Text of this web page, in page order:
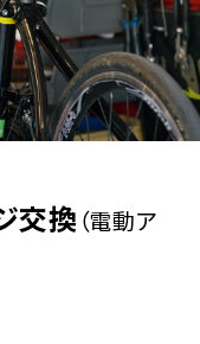
交換 （電動ア